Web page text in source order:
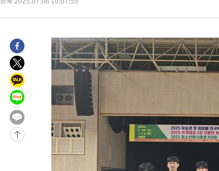
1시간 전 >
남자 농구, 나고야 아시안게임서 '홈팀' 일본과 한일전
1시간 전 >
여수 오동도 해상서 모터보트 전복…1명 사망·1명 실종
2시간 전 >
극한폭염 한풀 꺾이지만…'낮 최고 35도' 무더위, 열대야 계속[다
날씨]
3시간 전 >
축구협회 "압수수색·성접대 논란 사과…쇄신의 기회로 삼겠다"
3시간 전 >
[속보]'압수수색·성접대 논란' 축구협회 "실망과 걱정 안겨드려
6시간 전 >
'최고 37도' 폭염 지속…강원동해안 최대 150㎜ 비
8시간 전 >
[속보]뉴욕증시 상승 마감…S&P 0.6% 나스닥 1.3%↑
-28656초 전 >
이란 "호르무즈 재개방 합의 근접…美 배상 선행돼야"
[속보]與최고위원 제주·인천 순회경선…박선원·최민희·서미
[속보]김민석, 與 전대 당원투표 누적 득표율 45.42%로 1위…